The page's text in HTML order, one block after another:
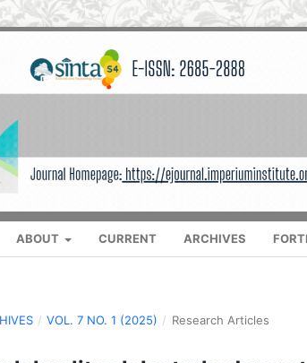
ABOUT CURRENT ARCHIVES
/ VOL. 7 NO. 1 (2025) / Research Articles